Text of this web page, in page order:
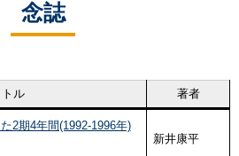
念誌
ル 著者
2期4年間(1992-1996年)
新井康平